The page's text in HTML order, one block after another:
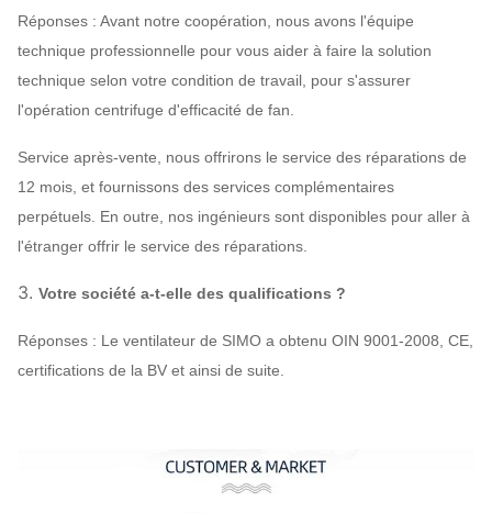
Réponses : Avant notre coopération, nous avons l'équipe
technique professionnelle pour vous aider à faire la solution
technique selon votre condition de travail, pour s'assurer
l'opération centrifuge d'efficacité de fan.
Service après-vente, nous offrirons le service des réparations de
12 mois, et fournissons des services complémentaires
perpétuels. En outre, nos ingénieurs sont disponibles pour aller à
l'étranger offrir le service des réparations.
3. Votre société a-t-elle des qualifications ?
Réponses : Le ventilateur de SIMO a obtenu OIN 9001-2008, CE,
certifications de la BV et ainsi de suite.